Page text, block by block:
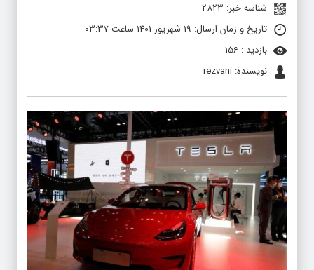
شناسه خبر: 2823
تاریخ و زمان ارسال: 19 شهریور 1401 ساعت 03:37
بازدید : 156
نویسنده: rezvani